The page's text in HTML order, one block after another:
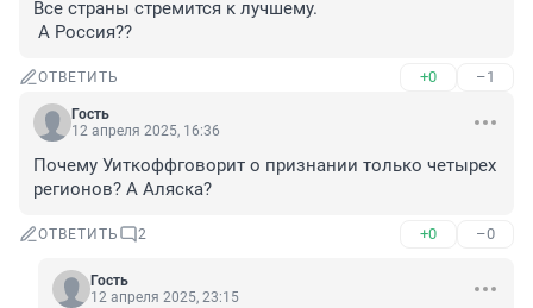
Все страны стремится к лучшему.
А Россия??
ОТВЕТИТЬ +0 –1
Гость
12 апреля 2025, 16:36
Почему Уиткоффговорит о признании только четырех
регионов? А Аляска?
ОТВЕТИТЬ 2 +0 –0
Гость
12 апреля 2025, 23:15